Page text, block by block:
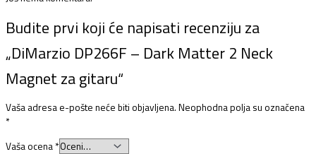
Budite prvi koji će napisati recenziju za
„DiMarzio DP266F – Dark Matter 2 Neck
Magnet za gitaru“
Vaša adresa e-pošte neće biti objavljena. Neophodna polja su označena
*
Vaša ocena *